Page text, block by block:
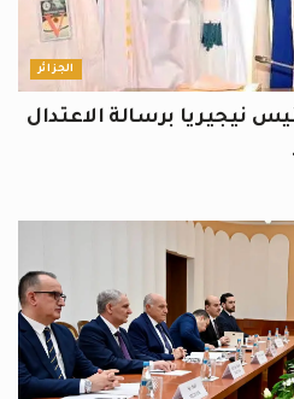
الجزائر
نيجيريا برسالة الاعتدال